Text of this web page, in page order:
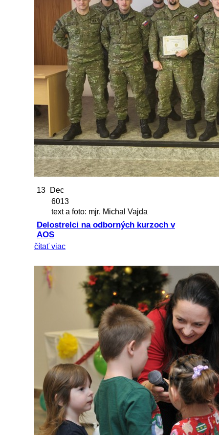
13
Dec
6013
text a foto: mjr. Michal Vajda
Delostrelci na odborných kurzoch v
AOS
čítať viac